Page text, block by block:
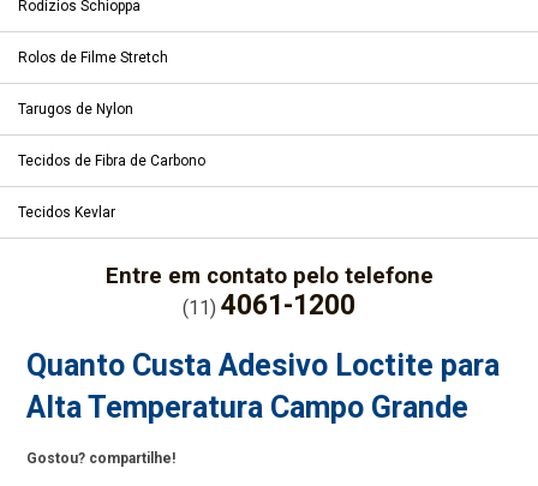
Rodízios Schioppa
Rolos de Filme Stretch
Tarugos de Nylon
Tecidos de Fibra de Carbono
Tecidos Kevlar
Entre em contato pelo telefone
(11) 4061-1200
Quanto Custa Adesivo Loctite para
Alta Temperatura Campo Grande
Gostou? compartilhe!